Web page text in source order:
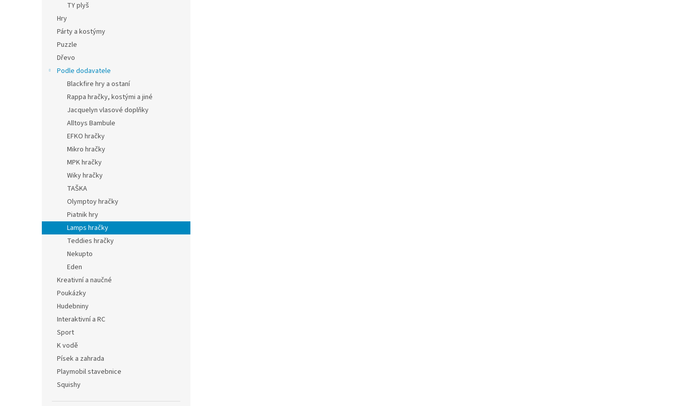
TY plyš
Hry
Párty a kostýmy
Puzzle
Dřevo
Podle dodavatele
Blackfire hry a ostaní
Rappa hračky, kostými a jiné
Jacquelyn vlasové doplňky
Alltoys Bambule
EFKO hračky
Mikro hračky
MPK hračky
Wiky hračky
TAŠKA
Olymptoy hračky
Piatnik hry
Lamps hračky
Teddies hračky
Nekupto
Eden
Kreativní a naučné
Poukázky
Hudebniny
Interaktivní a RC
Sport
K vodě
Písek a zahrada
Playmobil stavebnice
Squishy